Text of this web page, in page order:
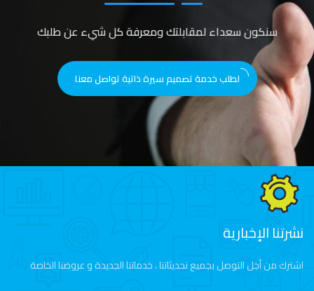
سنكون سعداء لمقابلتك ومعرفة كل شيء عن طلبك
لطلب خدمة تصميم سيرة ذاتية تواصل معنا
نشرتنا الإخبارية
اشترك من أجل التوصل بجميع تحديثاتنا ، خدماتنا الجديدة و عروضنا الخاصة